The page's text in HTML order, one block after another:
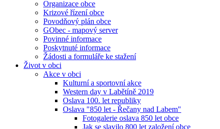
Organizace obce
Krizové řízení obce
Povodňový plán obce
GObec - mapový server
Povinné informace
Poskytnuté informace
Žádosti a formuláře ke stažení
Život v obci
Akce v obci
Kulturní a sportovní akce
Western day v Labětíně 2019
Oslava 100. let republiky
Oslava "850 let - Řečany nad Labem"
Fotogalerie oslava 850 let obce
Jak se slavilo 800 let založení obce